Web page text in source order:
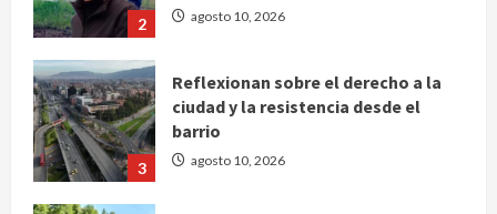
2 agosto 10, 2026
3
Reflexionan sobre el derecho a la
ciudad y la resistencia desde el
barrio
agosto 10, 2026